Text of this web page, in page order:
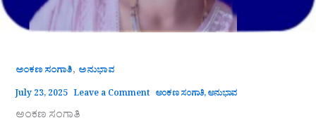
ಅಂಕಣ ಸಂಗಾತಿ, ಅನುಭಾವ
July 23, 2025 Leave a Comment ಅಂಕಣ ಸಂಗಾತಿ,ಅನುಭಾವ
ಅಂಕಣ ಸಂಗಾತಿ